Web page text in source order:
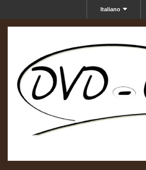
Italiano